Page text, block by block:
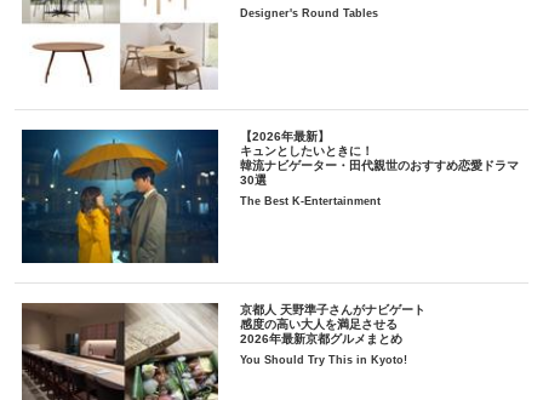
Designer's Round Tables
【2026年最新】
キュンとしたいときに！
韓流ナビゲーター・田代親世のおすすめ恋愛ドラマ
30選
The Best K-Entertainment
京都人 天野準子さんがナビゲート
感度の高い大人を満足させる
2026年最新京都グルメまとめ
You Should Try This in Kyoto!